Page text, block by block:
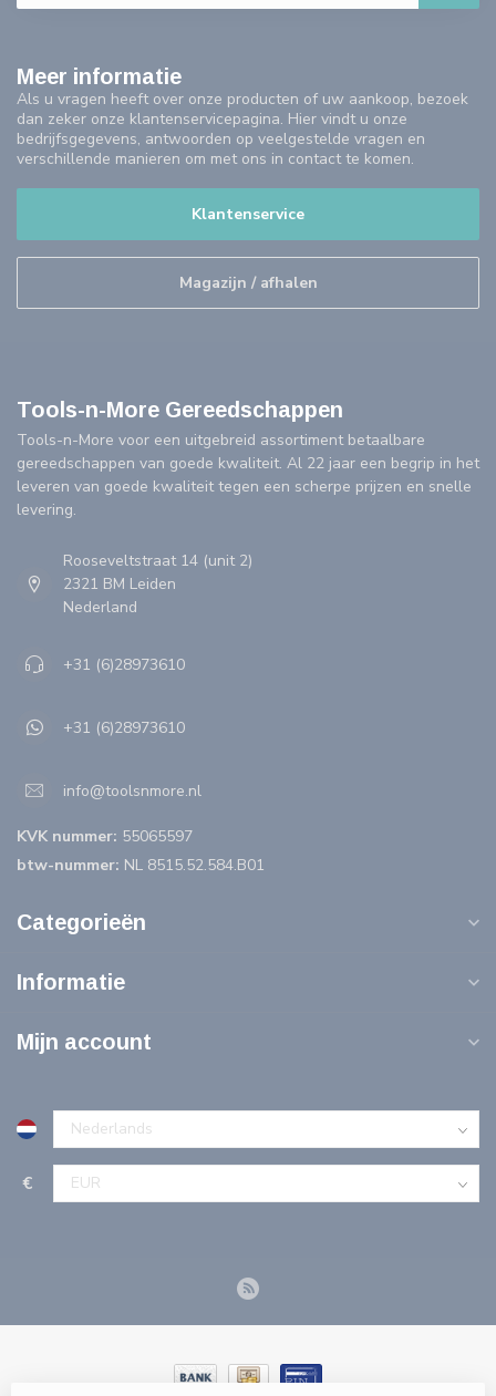
Meer informatie
Als u vragen heeft over onze producten of uw aankoop, bezoek
dan zeker onze klantenservicepagina. Hier vindt u onze
bedrijfsgegevens, antwoorden op veelgestelde vragen en
verschillende manieren om met ons in contact te komen.
Klantenservice
Magazijn / afhalen
Tools-n-More Gereedschappen
Tools-n-More voor een uitgebreid assortiment betaalbare
gereedschappen van goede kwaliteit. Al 22 jaar een begrip in het
leveren van goede kwaliteit tegen een scherpe prijzen en snelle
levering.
Rooseveltstraat 14 (unit 2)
2321 BM Leiden
Nederland
+31 (6)28973610
+31 (6)28973610
info@toolsnmore.nl
KVK nummer: 55065597
btw-nummer: NL 8515.52.584.B01
Categorieën
Informatie
Mijn account
€